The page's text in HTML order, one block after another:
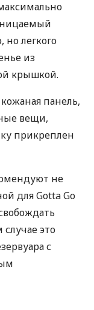
но легкого
из
крышкой.
панель,
вещи,
прикреплен
не
для Gotta Go
это
с